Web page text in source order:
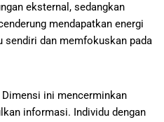
eksternal, sedangkan
mendapatkan energi
sendiri dan memfokuskan pada
Dimensi ini mencerminkan
informasi. Individu dengan